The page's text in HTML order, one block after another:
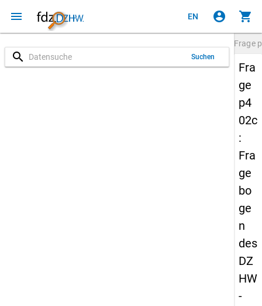
menu EN account_circle shopping_cart
search Suchen
Frage
Fra
ge
p4
02c
:
Fra
ge
bo
ge
n
des
DZ
HW
-